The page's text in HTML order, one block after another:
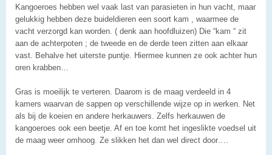
Kangoeroes hebben wel vaak last van parasieten in hun vacht, maar
gelukkig hebben deze buideldieren een soort kam , waarmee de
vacht verzorgd kan worden. ( denk aan hoofdluizen) Die “kam “ zit
aan de achterpoten ; de tweede en de derde teen zitten aan elkaar
vast. Behalve het uiterste puntje. Hiermee kunnen ze ook achter hun
oren krabben…
Gras is moeilijk te verteren. Daarom is de maag verdeeld in 4
kamers waarvan de sappen op verschillende wijze op in werken. Net
als bij de koeien en andere herkauwers. Zelfs herkauwen de
kangoeroes ook een beetje. Af en toe komt het ingeslikte voedsel uit
de maag weer omhoog. Ze slikken het dan wel direct door….